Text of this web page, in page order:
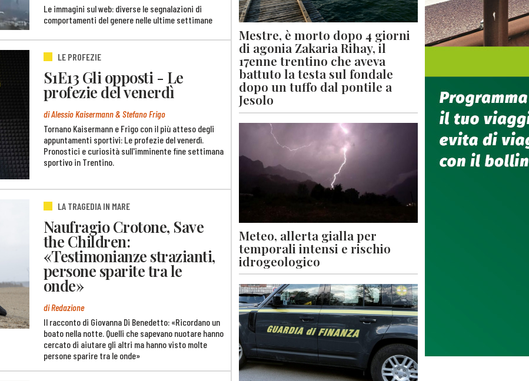
Le immagini sul web: diverse le segnalazioni di
comportamenti del genere nelle ultime settimane
LE PROFEZIE
S1E13 Gli opposti - Le
profezie del venerdì
di Alessio Kaisermann & Stefano Frigo
Tornano Kaisermann e Frigo con il più atteso degli
appuntamenti sportivi: Le profezie del venerdì.
Pronostici e curiosità sull'imminente fine settimana
sportivo in Trentino.
LA TRAGEDIA IN MARE
Naufragio Crotone, Save
the Children:
«Testimonianze strazianti,
persone sparite tra le
onde»
di Redazione
Il racconto di Giovanna Di Benedetto: «Ricordano un
boato nella notte. Quelli che sapevano nuotare hanno
cercato di aiutare gli altri ma hanno visto molte
persone sparire tra le onde»
Mestre, è morto dopo 4 giorni
di agonia Zakaria Rihay, il
17enne trentino che aveva
battuto la testa sul fondale
dopo un tuffo dal pontile a
Jesolo
Meteo, allerta gialla per
temporali intensi e rischio
idrogeologico